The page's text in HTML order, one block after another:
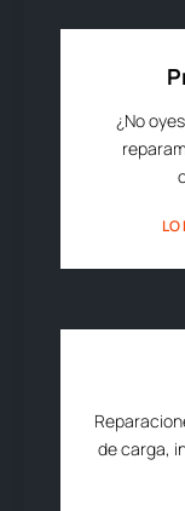
¿No
LO
de carga,